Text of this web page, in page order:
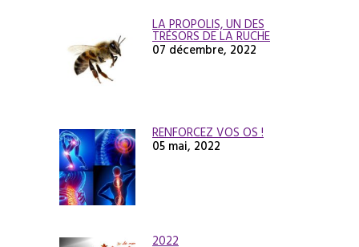
LA PROPOLIS, UN DES
TRÉSORS DE LA RUCHE
07 décembre, 2022
RENFORCEZ VOS OS !
05 mai, 2022
2022